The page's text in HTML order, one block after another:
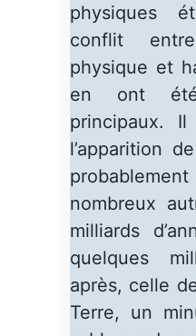
physiques
conflit
physique et
en ont
principaux.
l’apparition
nombreux
milliards
quelques
après, celle
Terre, un